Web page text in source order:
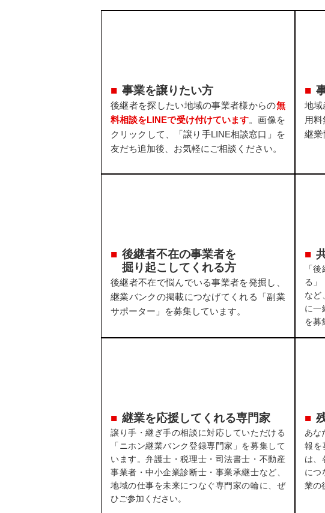
事業を譲りたい方
後継者を探したい地域の事業者様からの無
料相談をLINEで受け付けています。画像を
クリックして、「譲り手LINE相談窓口」を
友だち追加後、お気軽にご相談ください。
地域
用
継業
後継者不在の事業者を
掘り起こしてくれる方
後継者不在で悩んでいる事業者を発掘し、
継業バンクの掲載につなげてくれる「副業
サポーター」を募集しています。
「
る」
など
に一
を募
継業を応援してくれる専門家
譲り手・継ぎ手の相談に対応していただける
「ニホン継業バンク登録専門家」を募集して
います。弁護士・税理士・司法書士・不動産
事業者・中小企業診断士・事業承継士など、
地域の仕事を未来につなぐ専門家の輪に、ぜ
ひご参加ください。
あな
報を
は、
につ
業の